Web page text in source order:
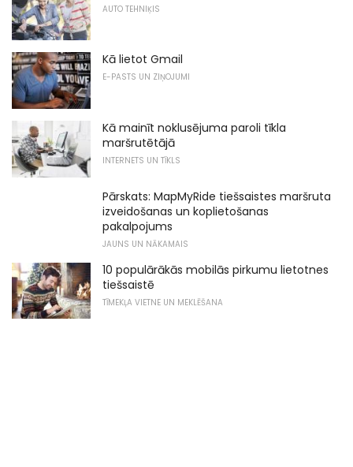
AUTO TEHNIĶIS
Kā lietot Gmail
E-PASTS UN ZIŅOJUMI
Kā mainīt noklusējuma paroli tīkla
maršrutētājā
INTERNETS UN TĪKLS
Pārskats: MapMyRide tiešsaistes maršruta
izveidošanas un koplietošanas
pakalpojums
JAUNS UN NĀKAMAIS
10 populārākās mobilās pirkumu lietotnes
tiešsaistē
TĪMEKĻA VIETNE UN MEKLĒŠANA